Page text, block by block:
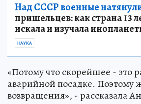
Над СССР военные
пришельцев: как страна 13
искала и изучала
НАУКА
«Потому что скорейшее - это
аварийной посадке. Поэтому
возвращения», - рассказала